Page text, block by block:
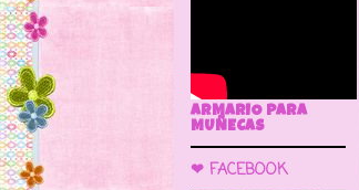
ARMARIO PARA
MUÑECAS
❤ FACEBOOK